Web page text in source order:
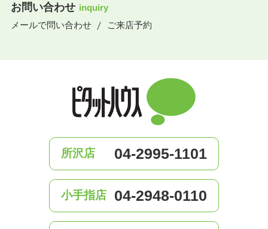
お問い合わせ inquiry
メールで問い合わせ
ご来店予約
所沢店 04-2995-1101
小手指店 04-2948-0110